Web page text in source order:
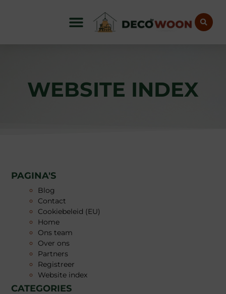
WEBSITE INDEX​
PAGINA'S
Blog
Contact
Cookiebeleid (EU)
Home
Ons team
Over ons
Partners
Registreer
Website index
CATEGORIES